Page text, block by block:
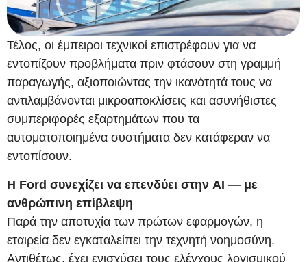
Τέλος, οι έμπειροι τεχνικοί επιστρέφουν για να
εντοπίζουν προβλήματα πριν φτάσουν στη γραμμή
παραγωγής, αξιοποιώντας την ικανότητά τους να
αντιλαμβάνονται μικροαποκλίσεις και ασυνήθιστες
συμπεριφορές εξαρτημάτων που τα
αυτοματοποιημένα συστήματα δεν κατάφεραν να
εντοπίσουν.
Η Ford συνεχίζει να επενδύει στην AI — με
ανθρώπινη επίβλεψη
Παρά την αποτυχία των πρώτων εφαρμογών, η
εταιρεία δεν εγκαταλείπει την τεχνητή νοημοσύνη.
Αντιθέτως, έχει ενισχύσει τους ελέγχους λογισμικού